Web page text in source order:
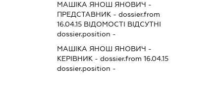
МАШІКА ЯНОШ ЯНОВИЧ -
ПРЕДСТАВНИК - dossier.from
16.04.15 ВІДОМОСТІ ВІДСУТНІ
dossier.position -
МАШІКА ЯНОШ ЯНОВИЧ -
КЕРІВНИК - dossier.from 16.04.15
dossier.position -